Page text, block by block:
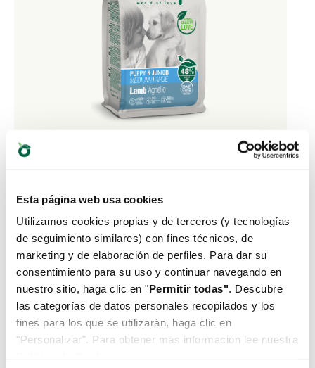
Esta página web usa cookies
Utilizamos cookies propias y de terceros (y tecnologías
de seguimiento similares) con fines técnicos, de
marketing y de elaboración de perfiles. Para dar su
consentimiento para su uso y continuar navegando en
nuestro sitio, haga clic en "Permitir todas". Descubre
las categorías de datos personales recopilados y los
fines para los que se utilizarán, haga clic en
"Personalizar". Para obtener más información lee nuestra
Medium/Large Agnello
Alimento completo per cuccioli di taglia media e
grande fino a 18 mesi
VAI ALLA SCHEDA PRODOTTO